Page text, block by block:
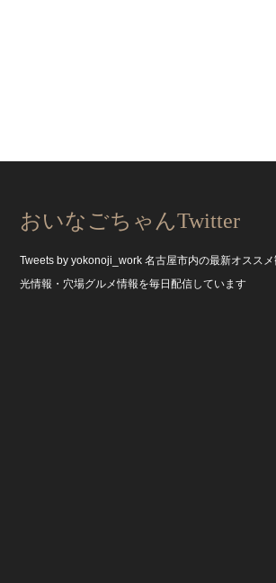
おいなごちゃんTwitter
Tweets by yokonoji_work 名古屋市内の最新オススメ
光情報・穴場グルメ情報を毎日配信しています